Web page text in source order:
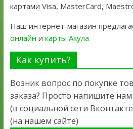
картами Visa, MasterCard,
Наш интернет-магазин
онлайн и карты Акула
Как купить?
Возник вопрос по покупке
заказа? Просто напишите нам
(в социальной сети
(на нашем сайте)